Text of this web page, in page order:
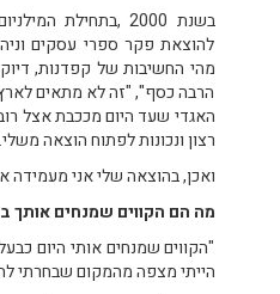
בשנת 2000 ,בתחילת
להוצאת פקר ספרי עסקים
מהי החשיבות של קפדנות,
הרבה כסף", "זה לא מתאים
רצון ונכונות לפתוח הוצאה משלי.
ואכן, בהוצאה שלי אני מעמידה
מה הם הקווים שמנחים אותך
"הקווים שמנחים אותי היום
הייתי מצפה מהמקום שבחרתי